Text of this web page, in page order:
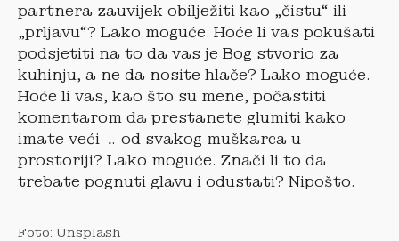
partnera zauvijek obilježiti kao „čistu“ ili
„prljavu“? Lako moguće. Hoće li vas pokušati
podsjetiti na to da vas je Bog stvorio za
kuhinju, a ne da nosite hlače? Lako moguće.
Hoće li vas, kao što su mene, počastiti
komentarom da prestanete glumiti kako
imate veći … od svakog muškarca u
prostoriji? Lako moguće. Znači li to da
trebate pognuti glavu i odustati? Nipošto.
Foto: Unsplash